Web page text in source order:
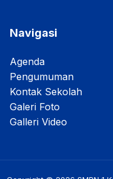
Navigasi
Agenda
Pengumuman
Kontak Sekolah
Galeri Foto
Galleri Video